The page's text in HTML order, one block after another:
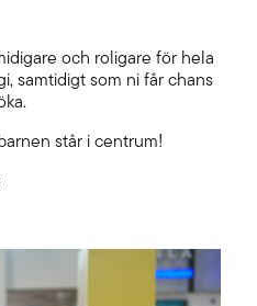
och roligare för hela
samtidigt som ni får chans
står i centrum!